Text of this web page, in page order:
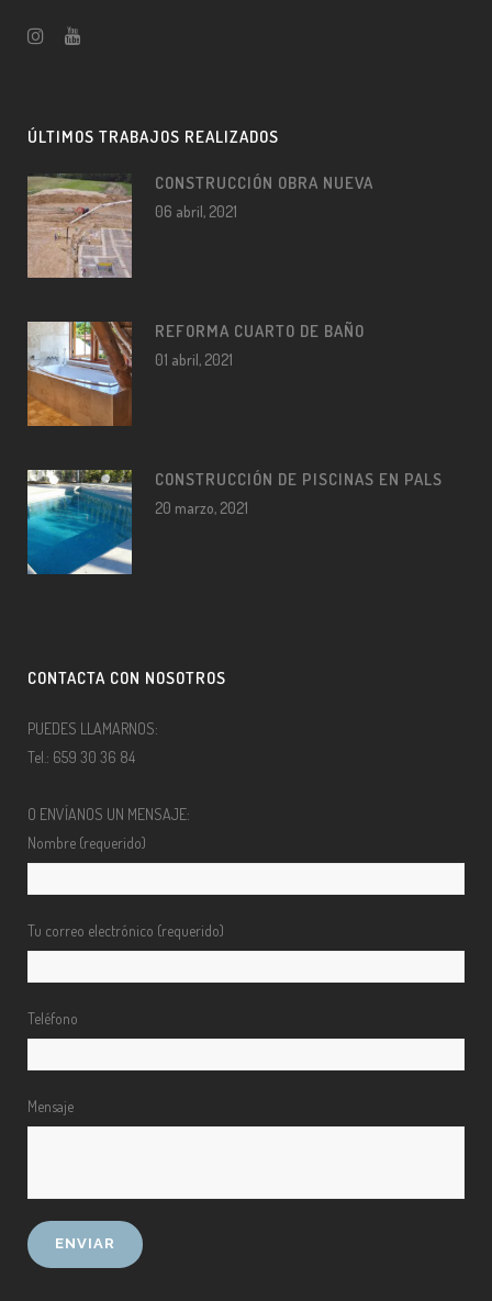
ÚLTIMOS TRABAJOS REALIZADOS
CONSTRUCCIÓN OBRA NUEVA
06 abril, 2021
REFORMA CUARTO DE BAÑO
01 abril, 2021
CONSTRUCCIÓN DE PISCINAS EN PALS
20 marzo, 2021
CONTACTA CON NOSOTROS
PUEDES LLAMARNOS:
Tel.: 659 30 36 84
O ENVÍANOS UN MENSAJE:
Nombre (requerido)
Tu correo electrónico (requerido)
Teléfono
Mensaje